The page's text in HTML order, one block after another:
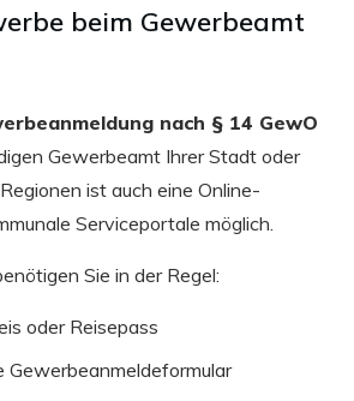
beim Gewerbeamt
nach § 14 GewO
Gewerbeamt Ihrer Stadt oder
ist auch eine Online-
Serviceportale möglich.
Sie in der Regel:
oder Reisepass
Gewerbeanmeldeformular